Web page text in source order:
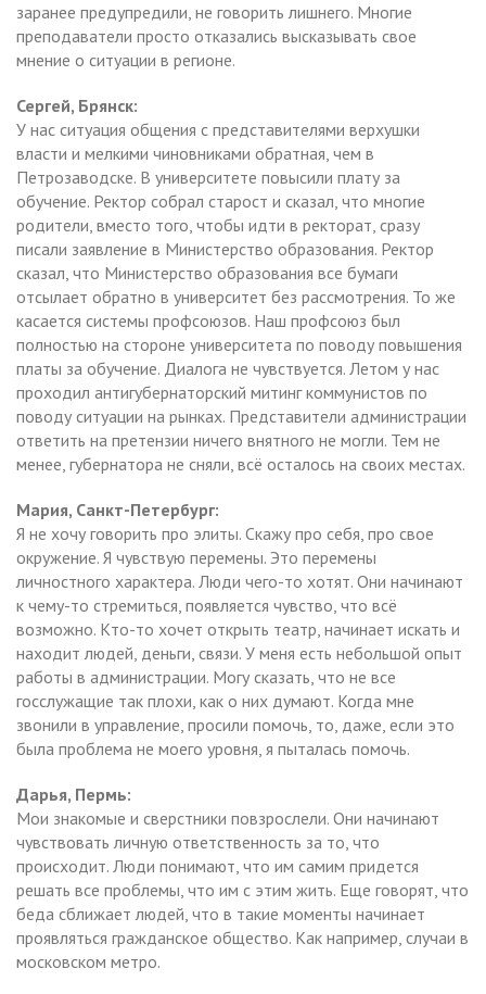
заранее предупредили, не говорить лишнего. Многие
преподаватели просто отказались высказывать свое
мнение о ситуации в регионе.
Сергей, Брянск:
У нас ситуация общения с представителями верхушки
власти и мелкими чиновниками обратная, чем в
Петрозаводске. В университете повысили плату за
обучение. Ректор собрал старост и сказал, что многие
родители, вместо того, чтобы идти в ректорат, сразу
писали заявление в Министерство образования. Ректор
сказал, что Министерство образования все бумаги
отсылает обратно в университет без рассмотрения. То же
касается системы профсоюзов. Наш профсоюз был
полностью на стороне университета по поводу повышения
платы за обучение. Диалога не чувствуется. Летом у нас
проходил антигубернаторский митинг коммунистов по
поводу ситуации на рынках. Представители администрации
ответить на претензии ничего внятного не могли. Тем не
менее, губернатора не сняли, всё осталось на своих местах.
Мария, Санкт-Петербург:
Я не хочу говорить про элиты. Скажу про себя, про свое
окружение. Я чувствую перемены. Это перемены
личностного характера. Люди чего-то хотят. Они начинают
к чему-то стремиться, появляется чувство, что всё
возможно. Кто-то хочет открыть театр, начинает искать и
находит людей, деньги, связи. У меня есть небольшой опыт
работы в администрации. Могу сказать, что не все
госслужащие так плохи, как о них думают. Когда мне
звонили в управление, просили помочь, то, даже, если это
была проблема не моего уровня, я пыталась помочь.
Дарья, Пермь:
Мои знакомые и сверстники повзрослели. Они начинают
чувствовать личную ответственность за то, что
происходит. Люди понимают, что им самим придется
решать все проблемы, что им с этим жить. Еще говорят, что
беда сближает людей, что в такие моменты начинает
проявляться гражданское общество. Как например, случаи в
московском метро.